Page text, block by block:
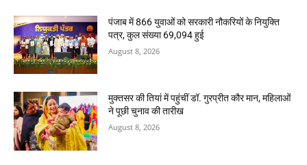
पंजाब में 866 युवाओं को सरकारी नौकरियों के नियुक्ति
पत्र, कुल संख्या 69,094 हुई
August 8, 2026
मुक्तसर की तियां में पहुंचीं डॉ. गुरप्रीत कौर मान, महिलाओं
ने पूछी चुनाव की तारीख
August 8, 2026